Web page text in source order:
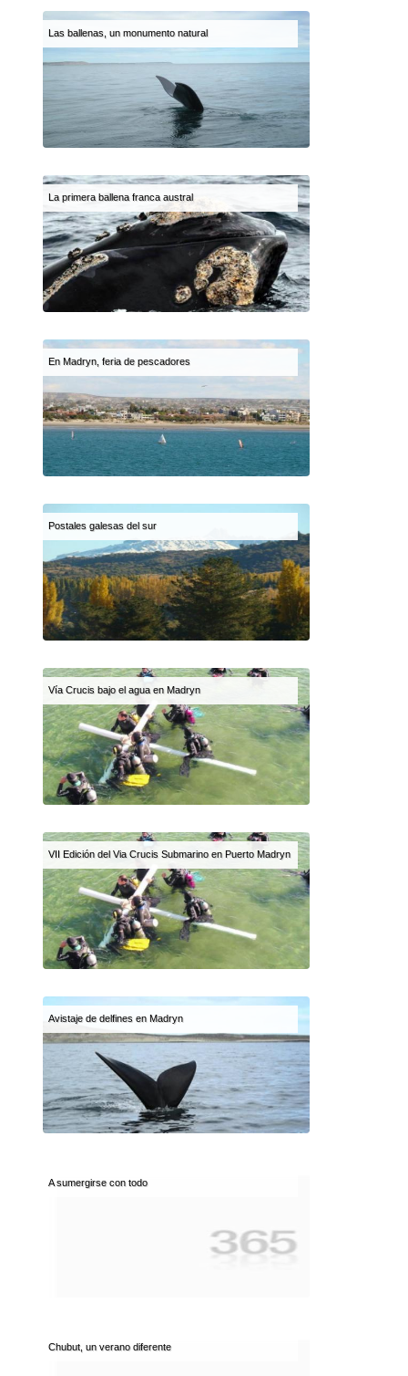
Las ballenas, un monumento natural
La primera ballena franca austral
En Madryn, feria de pescadores
Postales galesas del sur
Vía Crucis bajo el agua en Madryn
VII Edición del Via Crucis Submarino en Puerto Madryn
Avistaje de delfines en Madryn
A sumergirse con todo
Chubut, un verano diferente